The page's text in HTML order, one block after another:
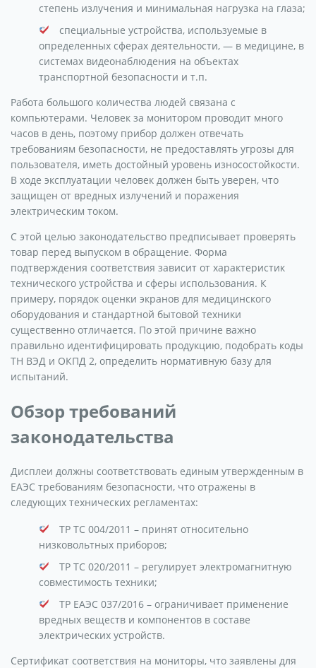
степень излучения и минимальная нагрузка на глаза;
специальные устройства, используемые в
определенных сферах деятельности, — в медицине, в
системах видеонаблюдения на объектах
транспортной безопасности и т.п.
Работа большого количества людей связана с
компьютерами. Человек за монитором проводит много
часов в день, поэтому прибор должен отвечать
требованиям безопасности, не предоставлять угрозы для
пользователя, иметь достойный уровень износостойкости.
В ходе эксплуатации человек должен быть уверен, что
защищен от вредных излучений и поражения
электрическим током.
С этой целью законодательство предписывает проверять
товар перед выпуском в обращение. Форма
подтверждения соответствия зависит от характеристик
технического устройства и сферы использования. К
примеру, порядок оценки экранов для медицинского
оборудования и стандартной бытовой техники
существенно отличается. По этой причине важно
правильно идентифицировать продукцию, подобрать коды
ТН ВЭД и ОКПД 2, определить нормативную базу для
испытаний.
Обзор требований
законодательства
Дисплеи должны соответствовать единым утвержденным в
ЕАЭС требованиям безопасности, что отражены в
следующих технических регламентах:
ТР ТС 004/2011 – принят относительно
низковольтных приборов;
ТР ТС 020/2011 – регулирует электромагнитную
совместимость техники;
ТР ЕАЭС 037/2016 – ограничивает применение
вредных веществ и компонентов в составе
электрических устройств.
Сертификат соответствия на мониторы, что заявлены для